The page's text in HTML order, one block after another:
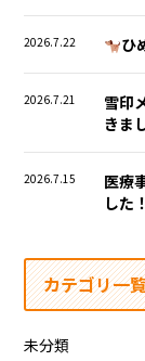
2026.7.22 ひ
2026.7.21
雪印
きま
2026.7.15
医療
した！
カテゴリ一
未分類